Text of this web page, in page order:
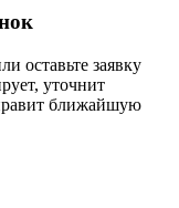
оставьте заявку
уточнит
ближайшую